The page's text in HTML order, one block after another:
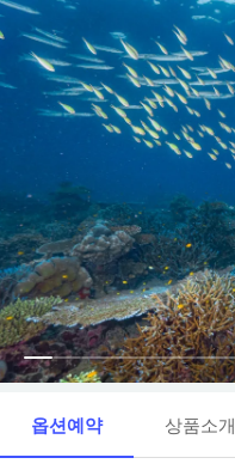
옵션예약 상품소개